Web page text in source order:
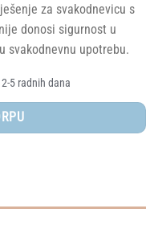
za svakodnevicu s
donosi sigurnost u
svakodnevnu upotrebu.
5 radnih dana